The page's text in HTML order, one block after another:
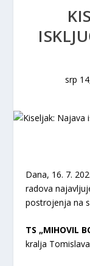
srp
Dana, 16. 7.
radova
postrojenja na
TS „MIHOVIL
kralja